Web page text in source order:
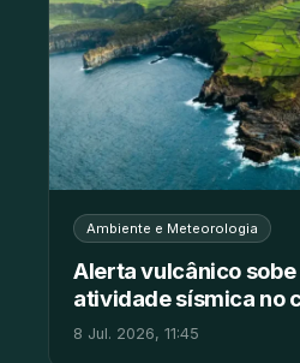
Ambiente e Meteorologia
Alerta vulcânico sobe
atividade sísmica no
8 Jul. 2026, 11:45